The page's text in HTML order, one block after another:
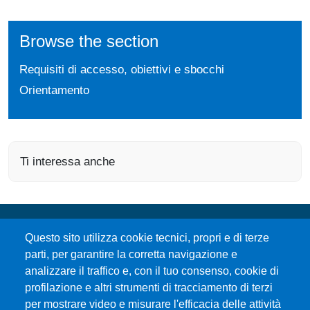
Browse the section
Requisiti di accesso, obiettivi e sbocchi
Orientamento
Ti interessa anche
Questo sito utilizza cookie tecnici, propri e di terze
parti, per garantire la corretta navigazione e
analizzare il traffico e, con il tuo consenso, cookie di
profilazione e altri strumenti di tracciamento di terzi
per mostrare video e misurare l'efficacia delle attività